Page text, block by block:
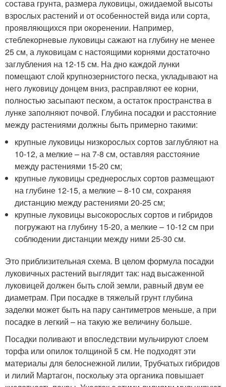
состава грунта, размера луковицы, ожидаемой высоты
взрослых растений и от особенностей вида или сорта,
проявляющихся при окоренении. Например,
стеблекорневые луковицы сажают на глубину не менее
25 см, а луковицам с настоящими корнями достаточно
заглубления на 12-15 см. На дно каждой лунки
помещают слой крупнозернистого песка, укладывают на
него луковицу донцем вниз, расправляют ее корни,
полностью засыпают песком, а остаток пространства в
лунке заполняют почвой. Глубина посадки и расстояние
между растениями должны быть примерно такими:
крупные луковицы низкорослых сортов заглубляют на
10-12, а мелкие – на 7-8 см, оставляя расстояние
между растениями 15-20 см;
крупные луковицы среднерослых сортов размещают
на глубине 12-15, а мелкие – 8-10 см, сохраняя
дистанцию между растениями 20-25 см;
крупные луковицы высокорослых сортов и гибридов
погружают на глубину 15-20, а мелкие – 10-12 см при
соблюдении дистанции между ними 25-30 см.
Это приблизительная схема. В целом формула посадки
луковичных растений выглядит так: над высаженной
луковицей должен быть слой земли, равный двум ее
диаметрам. При посадке в тяжелый грунт глубина
заделки может быть на пару сантиметров меньше, а при
посадке в легкий – на такую же величину больше.
Посадки поливают и впоследствии мульчируют слоем
торфа или опилок толщиной 5 см. Не подходят эти
материалы для белоснежной лилии, Трубчатых гибридов
и лилий Мартагон, поскольку эта органика повышает